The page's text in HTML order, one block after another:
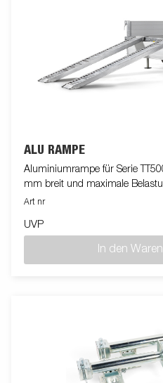
ALU RAMPE
Aluminiumrampe für Serie
mm breit und maximale
Art nr
UVP
In den